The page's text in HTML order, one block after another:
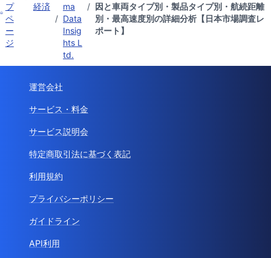
プ
ペ
ー
ジ
経済
/
ma
Data
Insig
hts L
td.
/ 因と車両タイプ別・製品タイプ別・航続距離
別・最高速度別の詳細分析【日本市場調査レ
ポート】
運営会社
サービス・料金
サービス説明会
特定商取引法に基づく表記
利用規約
プライバシーポリシー
ガイドライン
API利用